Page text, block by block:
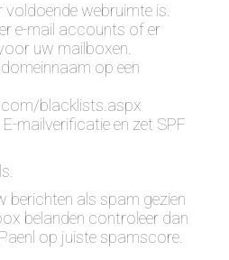
webruimte is.
e-mail accounts of er
uw mailboxen.
op een
blacklists.aspx
mailverificatie en zet SPF
berichten als spam gezien
belanden controleer dan
op juiste spamscore.